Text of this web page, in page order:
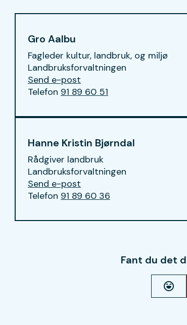
Gro Aalbu
Fagleder kultur, landbruk, og miljø
Landbruksforvaltningen
E-post
Send e-post
Telefon 91 89 60 51
Hanne Kristin Bjørndal
Rådgiver landbruk
Landbruksforvaltningen
E-post
Send e-post
Telefon 91 89 60 36
Fant du det
Ja